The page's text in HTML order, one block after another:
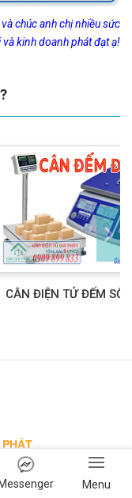
chúc anh chị nhiều sức
kinh doanh phát đạt ạ!
CÂN ĐIỆN TỬ ĐẾM SỐ
Messenger Menu